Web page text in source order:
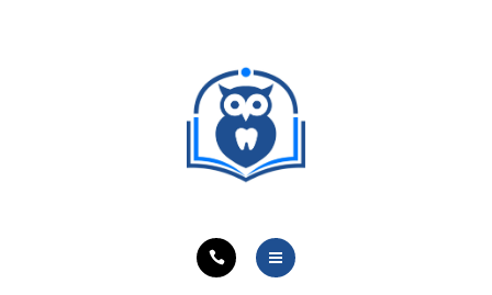
ЛЕЧЕБНАЯ ДЕЯТЕЛЬНОСТЬ